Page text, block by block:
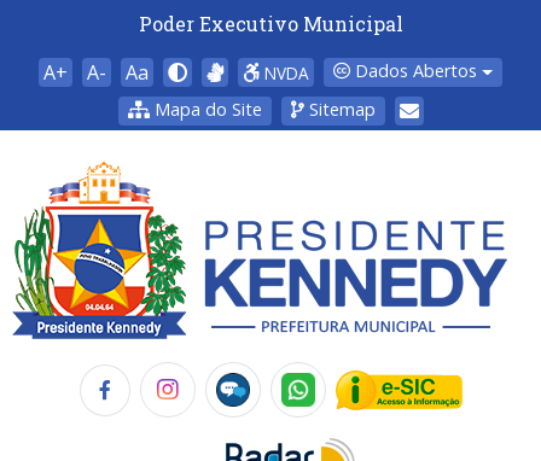
Poder Executivo Municipal
A+ A- Aa NVDA
Dados Abertos
Mapa do Site
Sitemap